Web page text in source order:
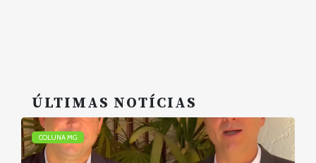
ÚLTIMAS NOTÍCIAS
COLUNA MG